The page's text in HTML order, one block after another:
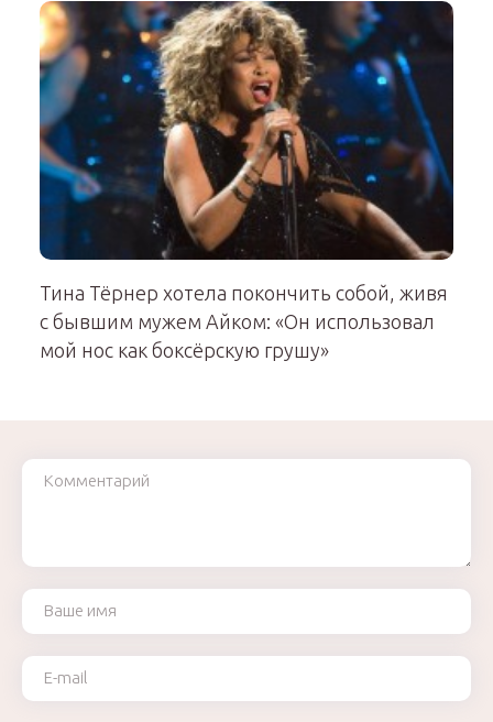
Тина Тёрнер хотела покончить собой, живя
с бывшим мужем Айком: «Он использовал
мой нос как боксёрскую грушу»
Комментарий
Ваше имя
Ваш e-mail